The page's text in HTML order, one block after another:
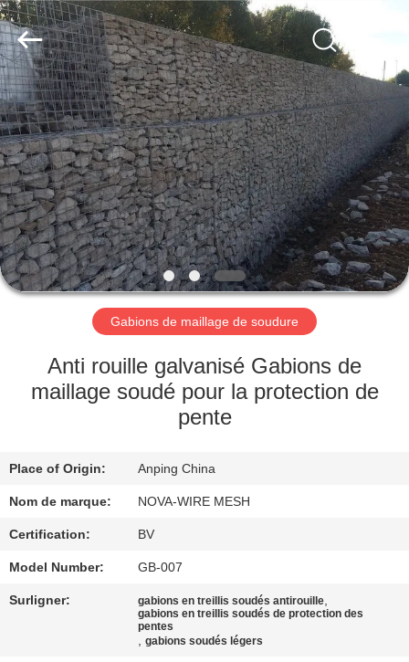
À
LA
MAISON
PRODUITS
VIDÉOS
SPECTACLE
VR
PROPOS
DE
NOUS
VISITE
Nova
Metal
Wire
Mesh
Products
Co.,
Ltd..
All
Rights
Reserved.
Gabions de maillage de soudure
Anti rouille galvanisé Gabions de
maillage soudé pour la protection de
pente
Place of Origin: Anping China
Nom de marque: NOVA-WIRE MESH
Certification: BV
Model Number: GB-007
Surligner: gabions en treillis soudés antirouille,
gabions en treillis soudés de protection des
pentes
,gabions soudés légers